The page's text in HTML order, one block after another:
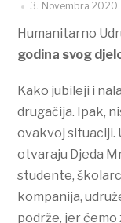
3. Novembra 2020.
Humanitarno
godina svog
Kako jubileji i
drugačija. Ipak,
ovakvoj situaciji.
otvaraju Djeda
studente,
kompanija,
podrže, jer